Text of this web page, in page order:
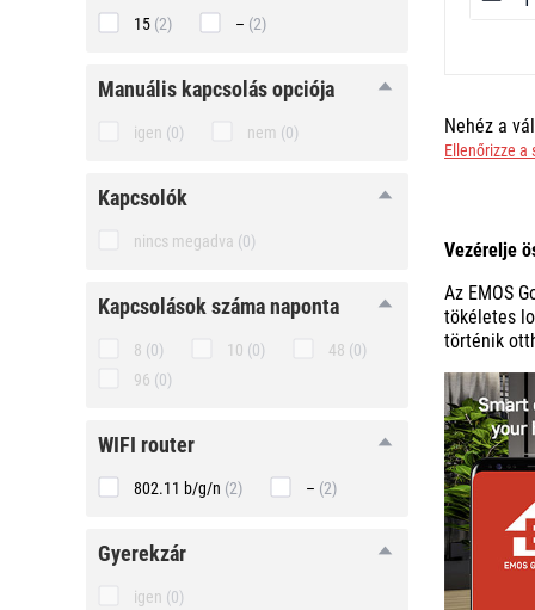
15 (2) – (2)
manuális
opciója
manuális kapcsolás opciója
igen (0) nem (0)
kapcsolók
kapcsolók
nincs megadva (0)
kapcsolások
száma
naponta
kapcsolások száma naponta
8 (0) 10 (0) 48 (0)
96 (0)
WIFIWIFI router
802.11 b/g/n (2) – (2)
gyerekzár
gyerekzár
igen (0)
Nehéz a
Ellenőrizze a
Vezérelje
Az EMOS
tökéletes
történik